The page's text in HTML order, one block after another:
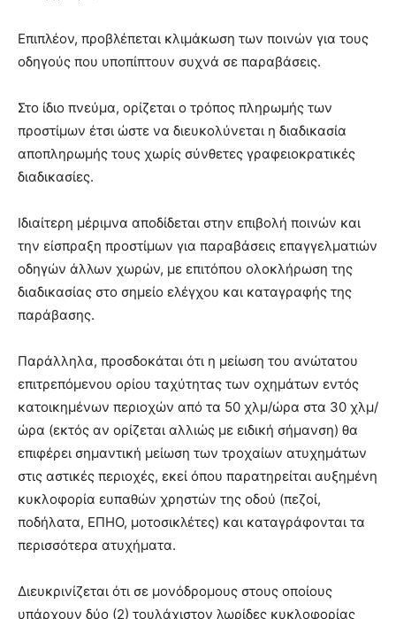
Επιπλέον, προβλέπεται κλιμάκωση των ποινών για τους
οδηγούς που υποπίπτουν συχνά σε παραβάσεις.
Στο ίδιο πνεύμα, ορίζεται ο τρόπος πληρωμής των
προστίμων έτσι ώστε να διευκολύνεται η διαδικασία
αποπληρωμής τους χωρίς σύνθετες γραφειοκρατικές
διαδικασίες.
Ιδιαίτερη μέριμνα αποδίδεται στην επιβολή ποινών και
την είσπραξη προστίμων για παραβάσεις επαγγελματιών
οδηγών άλλων χωρών, με επιτόπου ολοκλήρωση της
διαδικασίας στο σημείο ελέγχου και καταγραφής της
παράβασης.
Παράλληλα, προσδοκάται ότι η μείωση του ανώτατου
επιτρεπόμενου ορίου ταχύτητας των οχημάτων εντός
κατοικημένων περιοχών από τα 50 χλμ/ώρα στα 30 χλμ/
ώρα (εκτός αν ορίζεται αλλιώς με ειδική σήμανση) θα
επιφέρει σημαντική μείωση των τροχαίων ατυχημάτων
στις αστικές περιοχές, εκεί όπου παρατηρείται αυξημένη
κυκλοφορία ευπαθών χρηστών της οδού (πεζοί,
ποδήλατα, ΕΠΗΟ, μοτοσικλέτες) και καταγράφονται τα
περισσότερα ατυχήματα.
Διευκρινίζεται ότι σε μονόδρομους στους οποίους
υπάρχουν δύο (2) τουλάχιστον λωρίδες κυκλοφορίας